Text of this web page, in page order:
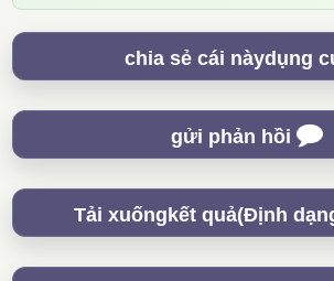
chia sẻ cái nàydụng
gửi phản hồi
Tải xuốngkết quả(Định